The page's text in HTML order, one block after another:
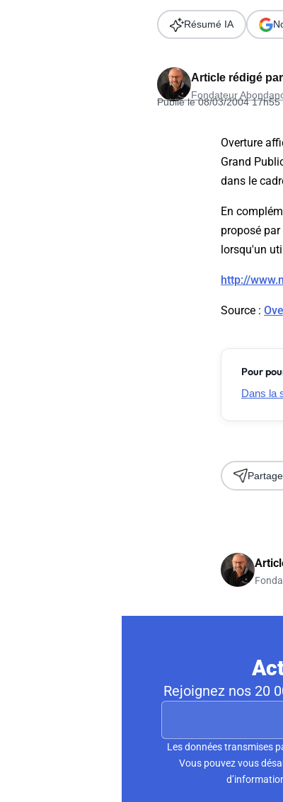
Télécharger
Formation SEO & GEO -
Article rédigé par
Fondateur
Publié le 08/03/2004 17h55
Résumé IA
Overture
Grand
dans le
En
proposé
lorsqu'un
http://
Source :
Pour
Dans la
Rejoignez nos 20
Les données transmises
Vous pouvez vous